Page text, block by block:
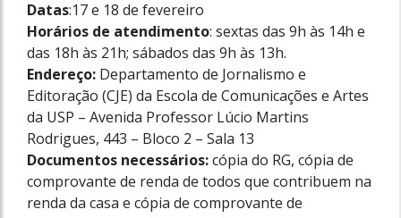
Datas:17 e 18 de fevereiro
Horários de atendimento: sextas das 9h às 14h e
das 18h às 21h; sábados das 9h às 13h.
Endereço: Departamento de Jornalismo e
Editoração (CJE) da Escola de Comunicações e Artes
da USP – Avenida Professor Lúcio Martins
Rodrigues, 443 – Bloco 2 – Sala 13
Documentos necessários:cópia do RG, cópia de
comprovante de renda de todos que contribuem na
renda da casa e cópia de comprovante de